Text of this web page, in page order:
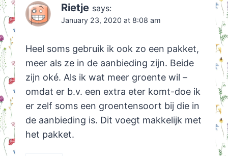
Rietje says:
January 23, 2020 at 8:08 am
Heel soms gebruik ik ook zo een pakket,
meer als ze in de aanbieding zijn. Beide
zijn oké. Als ik wat meer groente wil –
omdat er b.v. een extra eter komt-doe ik
er zelf soms een groentensoort bij die in
de aanbieding is. Dit voegt makkelijk met
het pakket.